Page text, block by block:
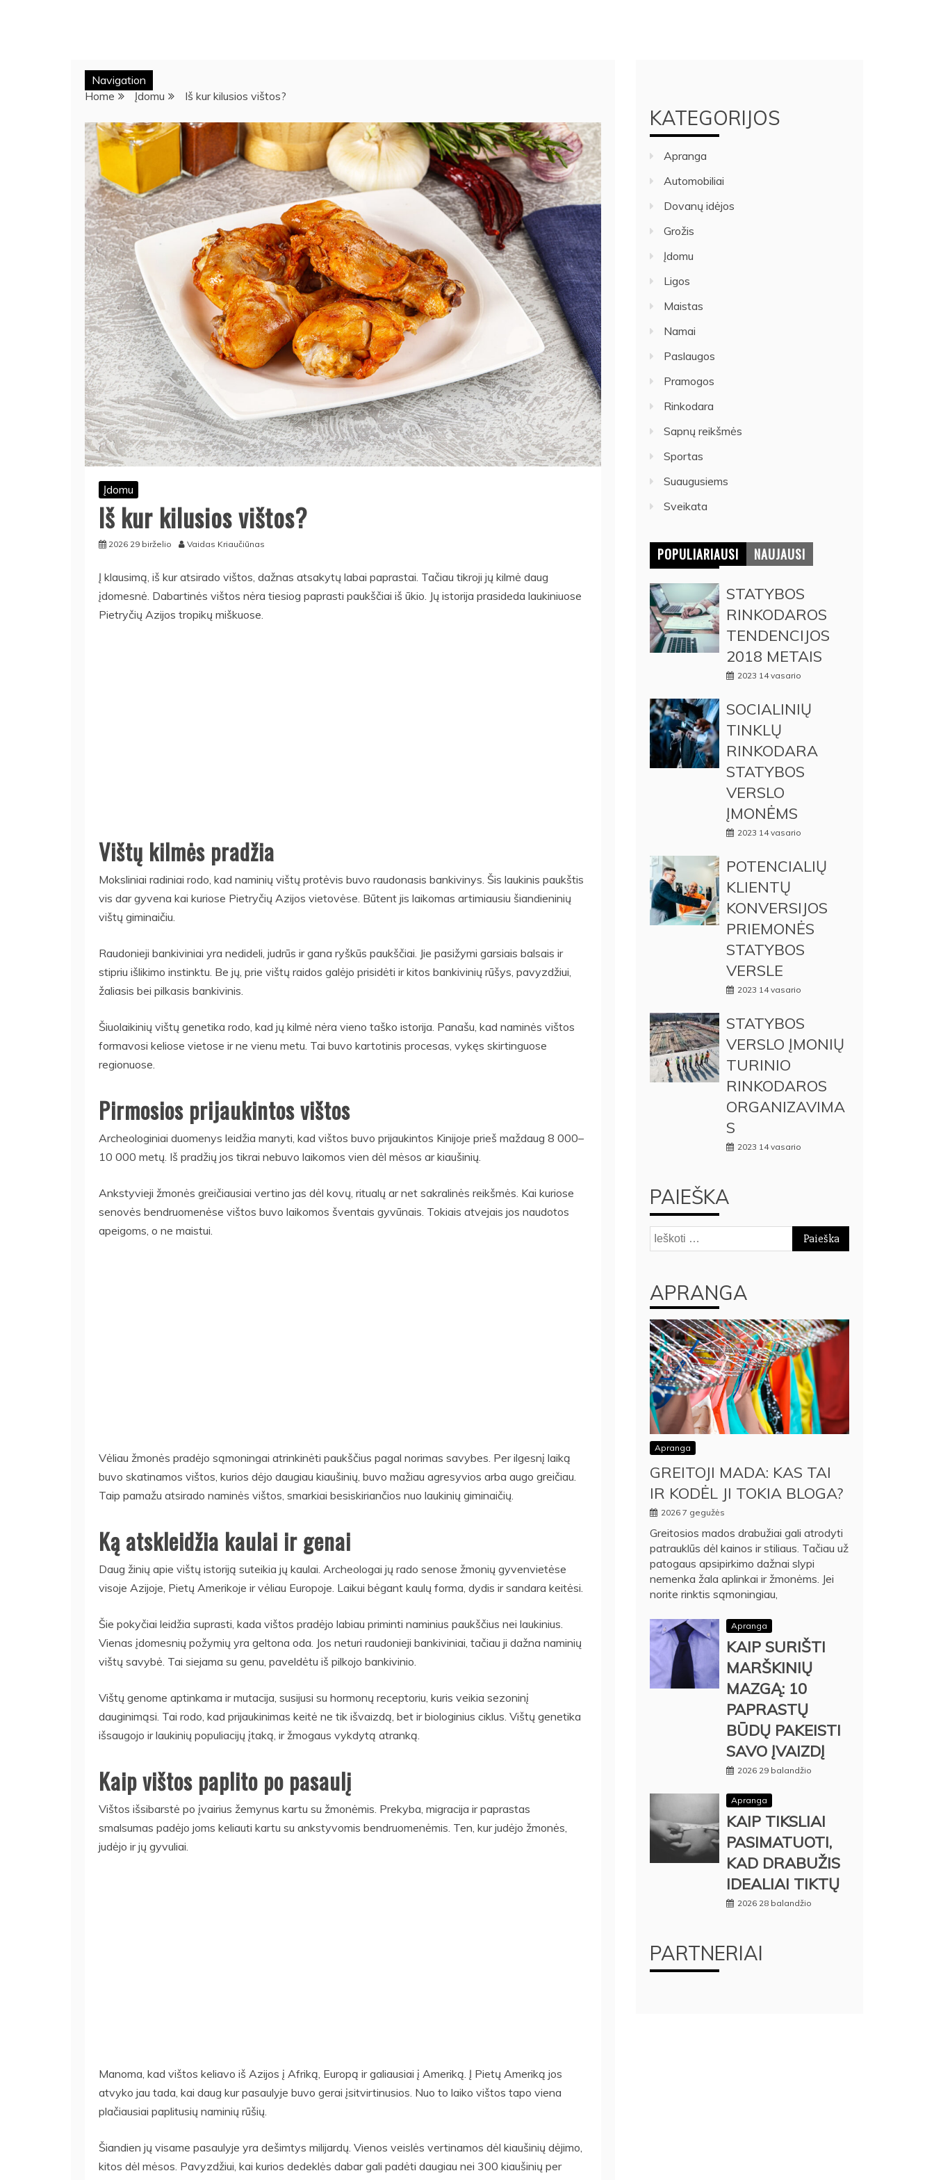
Navigation
Home
Įdomu Iš kur kilusios vištos?
Įdomu
Iš kur kilusios vištos?
2026 29 birželio Vaidas Kriaučiūnas
Į klausimą, iš kur atsirado vištos, dažnas atsakytų labai paprastai. Tačiau tikroji jų kilmė daug
įdomesnė. Dabartinės vištos nėra tiesiog paprasti paukščiai iš ūkio. Jų istorija prasideda laukiniuose
Pietryčių Azijos tropikų miškuose.
Vištų kilmės pradžia
Moksliniai radiniai rodo, kad naminių vištų protėvis buvo raudonasis bankivinys. Šis laukinis paukštis
vis dar gyvena kai kuriose Pietryčių Azijos vietovėse. Būtent jis laikomas artimiausiu šiandieninių
vištų giminaičiu.
Raudonieji bankiviniai yra nedideli, judrūs ir gana ryškūs paukščiai. Jie pasižymi garsiais balsais ir
stipriu išlikimo instinktu. Be jų, prie vištų raidos galėjo prisidėti ir kitos bankivinių rūšys, pavyzdžiui,
žaliasis bei pilkasis bankivinis.
Šiuolaikinių vištų genetika rodo, kad jų kilmė nėra vieno taško istorija. Panašu, kad naminės vištos
formavosi keliose vietose ir ne vienu metu. Tai buvo kartotinis procesas, vykęs skirtinguose
regionuose.
Pirmosios prijaukintos vištos
Archeologiniai duomenys leidžia manyti, kad vištos buvo prijaukintos Kinijoje prieš maždaug 8 000–
10 000 metų. Iš pradžių jos tikrai nebuvo laikomos vien dėl mėsos ar kiaušinių.
Ankstyvieji žmonės greičiausiai vertino jas dėl kovų, ritualų ar net sakralinės reikšmės. Kai kuriose
senovės bendruomenėse vištos buvo laikomos šventais gyvūnais. Tokiais atvejais jos naudotos
apeigoms, o ne maistui.
Vėliau žmonės pradėjo sąmoningai atrinkinėti paukščius pagal norimas savybes. Per ilgesnį laiką
buvo skatinamos vištos, kurios dėjo daugiau kiaušinių, buvo mažiau agresyvios arba augo greičiau.
Taip pamažu atsirado naminės vištos, smarkiai besiskiriančios nuo laukinių giminaičių.
Ką atskleidžia kaulai ir genai
Daug žinių apie vištų istoriją suteikia jų kaulai. Archeologai jų rado senose žmonių gyvenvietėse
visoje Azijoje, Pietų Amerikoje ir vėliau Europoje. Laikui bėgant kaulų forma, dydis ir sandara keitėsi.
Šie pokyčiai leidžia suprasti, kada vištos pradėjo labiau priminti naminius paukščius nei laukinius.
Vienas įdomesnių požymių yra geltona oda. Jos neturi raudonieji bankiviniai, tačiau ji dažna naminių
vištų savybė. Tai siejama su genu, paveldėtu iš pilkojo bankivinio.
Vištų genome aptinkama ir mutacija, susijusi su hormonų receptoriu, kuris veikia sezoninį
dauginimąsi. Tai rodo, kad prijaukinimas keitė ne tik išvaizdą, bet ir biologinius ciklus. Vištų genetika
išsaugojo ir laukinių populiacijų įtaką, ir žmogaus vykdytą atranką.
Kaip vištos paplito po pasaulį
Vištos išsibarstė po įvairius žemynus kartu su žmonėmis. Prekyba, migracija ir paprastas
smalsumas padėjo joms keliauti kartu su ankstyvomis bendruomenėmis. Ten, kur judėjo žmonės,
judėjo ir jų gyvuliai.
Manoma, kad vištos keliavo iš Azijos į Afriką, Europą ir galiausiai į Ameriką. Į Pietų Ameriką jos
atvyko jau tada, kai daug kur pasaulyje buvo gerai įsitvirtinusios. Nuo to laiko vištos tapo viena
plačiausiai paplitusių naminių rūšių.
Šiandien jų visame pasaulyje yra dešimtys milijardų. Vienos veislės vertinamos dėl kiaušinių dėjimo,
kitos dėl mėsos. Pavyzdžiui, kai kurios dedeklės dabar gali padėti daugiau nei 300 kiaušinių per
KATEGORIJOS
Apranga
Automobiliai
Dovanų idėjos
Grožis
Įdomu
Ligos
Maistas
Namai
Paslaugos
Pramogos
Rinkodara
Sapnų reikšmės
Sportas
Suaugusiems
Sveikata
POPULIARIAUSI NAUJAUSI
STATYBOS
RINKODAROS
TENDENCIJOS
2018 METAIS
2023 14 vasario
SOCIALINIŲ
TINKLŲ
RINKODARA
STATYBOS
VERSLO
ĮMONĖMS
2023 14 vasario
POTENCIALIŲ
KLIENTŲ
KONVERSIJOS
PRIEMONĖS
STATYBOS
VERSLE
2023 14 vasario
STATYBOS
VERSLO ĮMONIŲ
TURINIO
RINKODAROS
ORGANIZAVIMA
S
2023 14 vasario
PAIEŠKA
Ieškoti:
APRANGA
Apranga
GREITOJI MADA: KAS TAI
IR KODĖL JI TOKIA BLOGA?
2026 7 gegužės
Greitosios mados drabužiai gali atrodyti
patrauklūs dėl kainos ir stiliaus. Tačiau už
patogaus apsipirkimo dažnai slypi
nemenka žala aplinkai ir žmonėms. Jei
norite rinktis sąmoningiau,
Apranga
KAIP SURIŠTI
MARŠKINIŲ
MAZGĄ: 10
PAPRASTŲ
BŪDŲ PAKEISTI
SAVO ĮVAIZDĮ
2026 29 balandžio
Apranga
KAIP TIKSLIAI
PASIMATUOTI,
KAD DRABUŽIS
IDEALIAI TIKTŲ
2026 28 balandžio
PARTNERIAI